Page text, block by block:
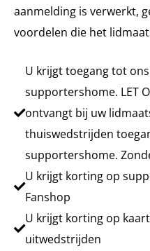
aanmelding is verwerkt,
voordelen die het
U krijgt toegang tot
supportershome. LET
ontvangt bij uw
thuiswedstrijden
supportershome.
U krijgt korting op
Fanshop
U krijgt korting op
uitwedstrijden